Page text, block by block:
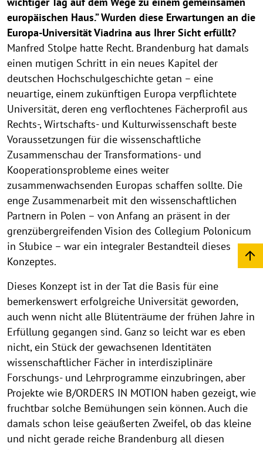
europäischen Haus.” Wurden diese Erwartungen an die
Europa-Universität Viadrina aus Ihrer Sicht erfüllt?
Manfred Stolpe hatte Recht. Brandenburg hat damals
einen mutigen Schritt in ein neues Kapitel der
deutschen Hochschulgeschichte getan – eine
neuartige, einem zukünftigen Europa verpflichtete
Universität, deren eng verflochtenes Fächerprofil aus
Rechts-, Wirtschafts- und Kulturwissenschaft beste
Voraussetzungen für die wissenschaftliche
Zusammenschau der Transformations- und
Kooperationsprobleme eines weiter
zusammenwachsenden Europas schaffen sollte. Die
enge Zusammenarbeit mit den wissenschaftlichen
Partnern in Polen – von Anfang an präsent in der
grenzübergreifenden Vision des Collegium Polonicum
in Słubice – war ein integraler Bestandteil dieses
Konzeptes.
Dieses Konzept ist in der Tat die Basis für eine
bemerkenswert erfolgreiche Universität geworden,
auch wenn nicht alle Blütenträume der frühen Jahre in
Erfüllung gegangen sind. Ganz so leicht war es eben
nicht, ein Stück der gewachsenen Identitäten
wissenschaftlicher Fächer in interdisziplinäre
Forschungs- und Lehrprogramme einzubringen, aber
Projekte wie B/ORDERS IN MOTION haben gezeigt, wie
fruchtbar solche Bemühungen sein können. Auch die
damals schon leise geäußerten Zweifel, ob das kleine
und nicht gerade reiche Brandenburg all diesen